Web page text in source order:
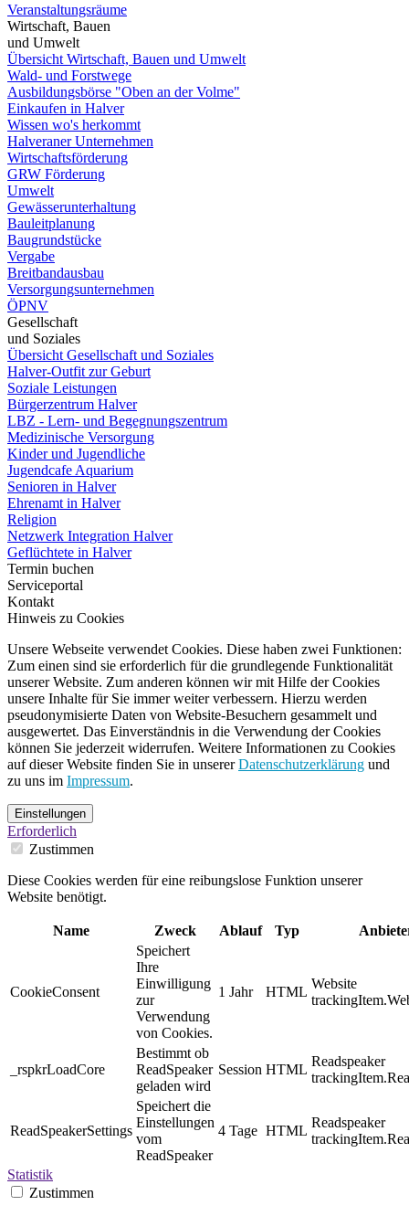
Veranstaltungsräume
Wirtschaft, Bauen
und Umwelt
Übersicht Wirtschaft, Bauen und Umwelt
Wald- und Forstwege
Ausbildungsbörse "Oben an der Volme"
Einkaufen in Halver
Wissen wo's herkommt
Halveraner Unternehmen
Wirtschaftsförderung
GRW Förderung
Umwelt
Gewässerunterhaltung
Bauleitplanung
Baugrundstücke
Vergabe
Breitbandausbau
Versorgungsunternehmen
ÖPNV
Gesellschaft
und Soziales
Übersicht Gesellschaft und Soziales
Halver-Outfit zur Geburt
Soziale Leistungen
Bürgerzentrum Halver
LBZ - Lern- und Begegnungszentrum
Medizinische Versorgung
Kinder und Jugendliche
Jugendcafe Aquarium
Senioren in Halver
Ehrenamt in Halver
Religion
Netzwerk Integration Halver
Geflüchtete in Halver
Termin buchen
Serviceportal
Kontakt
Hinweis zu Cookies
Unsere Webseite verwendet Cookies. Diese haben zwei Funktionen:
Zum einen sind sie erforderlich für die grundlegende Funktionalität
unserer Website. Zum anderen können wir mit Hilfe der Cookies
unsere Inhalte für Sie immer weiter verbessern. Hierzu werden
pseudonymisierte Daten von Website-Besuchern gesammelt und
ausgewertet. Das Einverständnis in die Verwendung der Cookies
können Sie jederzeit widerrufen. Weitere Informationen zu Cookies
auf dieser Website finden Sie in unsererDatenschutzerklärung und
zu uns im Impressum.
Einstellungen
Erforderlich
Zustimmen
Diese Cookies werden für eine reibungslose Funktion unserer
Website benötigt.
Name Zweck Ablauf Typ
CookieConsent
Speichert
Ihre
Einwilligung
zur
Verwendung
von Cookies.
1 Jahr HTML
Website
_rspkrLoadCore
Bestimmt ob
ReadSpeaker
geladen wird
Session HTML
Readspeaker
ReadSpeakerSettings
Speichert die
Einstellungen
vom
ReadSpeaker
4 Tage HTML
Readspeaker
Statistik
Zustimmen